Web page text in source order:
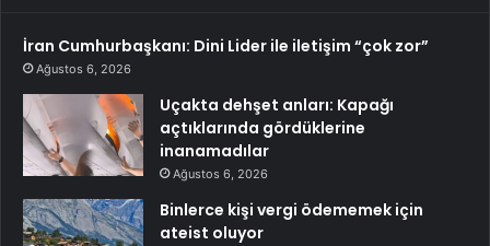
İran Cumhurbaşkanı: Dini Lider ile iletişim “çok zor”
Ağustos 6, 2026
Uçakta dehşet anları: Kapağı
açtıklarında gördüklerine
inanamadılar
Ağustos 6, 2026
Binlerce kişi vergi ödememek için
ateist oluyor